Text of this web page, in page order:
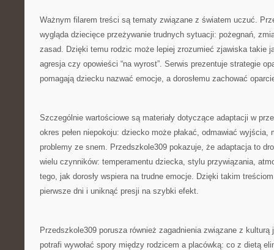
Ważnym filarem treści są tematy związane z światem uczuć.
wygląda dziecięce przeżywanie trudnych sytuacji: pożegnań,
zasad. Dzięki temu rodzic może lepiej zrozumieć zjawiska takie
agresja czy opowieści “na wyrost”. Serwis prezentuje strategie
pomagają dziecku nazwać emocje, a dorosłemu zachować
Szczególnie wartościowe są materiały dotyczące adaptacji w
okres pełen niepokoju: dziecko może płakać, odmawiać wyjścia,
problemy ze snem. Przedszkole309 pokazuje, że adaptacja to
wielu czynników: temperamentu dziecka, stylu przywiązania,
tego, jak dorosły wspiera na trudne emocje. Dzięki takim
pierwsze dni i uniknąć presji na szybki efekt.
Przedszkole309 porusza również zagadnienia związane z
potrafi wywołać spory między rodzicem a placówką: co z dietą